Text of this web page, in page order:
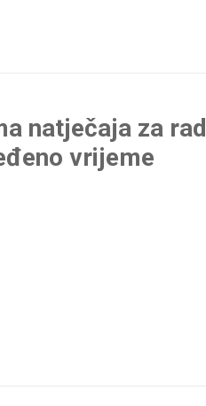
natječaja za
vrijeme